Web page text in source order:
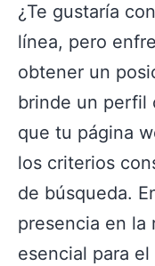
¿Te gustaría
línea, pero
obtener un
brinde un perfil
que tu página
los criterios
de búsqueda.
presencia en la
esencial para